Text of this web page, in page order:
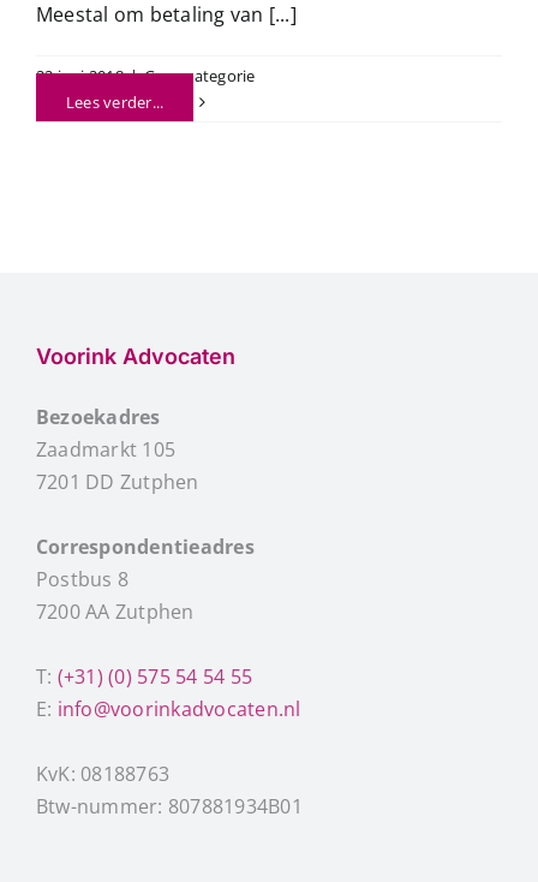
Over Ons
Actueel
Meestal om betaling van [...]
22 juni 2018 | Geen categorie
Lees verder...
Voorink Advocaten
Bezoekadres
Zaadmarkt 105
7201 DD Zutphen
Correspondentieadres
Postbus 8
7200 AA Zutphen
T: (+31) (0) 575 54 54 55
E: info@voorinkadvocaten.nl
KvK: 08188763
Btw-nummer: 807881934B01